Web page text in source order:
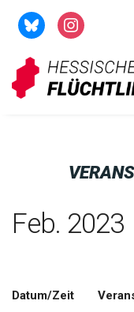
Zum
Inhalt
springen
Feb. 2023
Datum/Zeit